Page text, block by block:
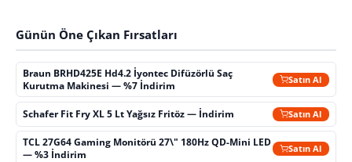
Günün Öne Çıkan Fırsatları
Braun BRHD425E Hd4.2 İyontec Difüzörlü Saç
Kurutma Makinesi — %7 İndirim
Satın Al
Schafer Fit Fry XL 5 Lt Yağsız Fritöz — İndirim Satın Al
TCL 27G64 Gaming Monitörü 27\" 180Hz QD-Mini LED
— %3 İndirim
Satın Al